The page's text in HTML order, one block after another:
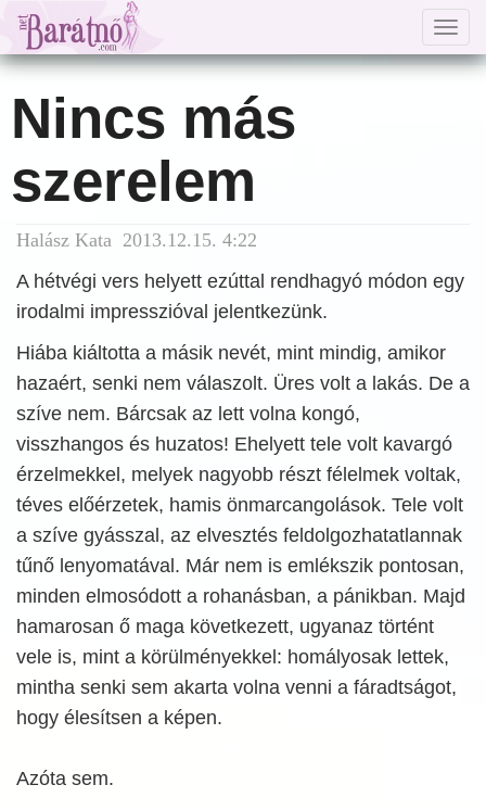
Nincs más
szerelem
Halász Kata 2013.12.15. 4:22
A hétvégi vers helyett ezúttal rendhagyó módon egy
irodalmi impresszióval jelentkezünk.
Hiába kiáltotta a másik nevét, mint mindig, amikor
hazaért, senki nem válaszolt. Üres volt a lakás. De a
szíve nem. Bárcsak az lett volna kongó,
visszhangos és huzatos! Ehelyett tele volt kavargó
érzelmekkel, melyek nagyobb részt félelmek voltak,
téves előérzetek, hamis önmarcangolások. Tele volt
a szíve gyásszal, az elvesztés feldolgozhatatlannak
tűnő lenyomatával. Már nem is emlékszik pontosan,
minden elmosódott a rohanásban, a pánikban. Majd
hamarosan ő maga következett, ugyanaz történt
vele is, mint a körülményekkel: homályosak lettek,
mintha senki sem akarta volna venni a fáradtságot,
hogy élesítsen a képen.
Azóta sem.